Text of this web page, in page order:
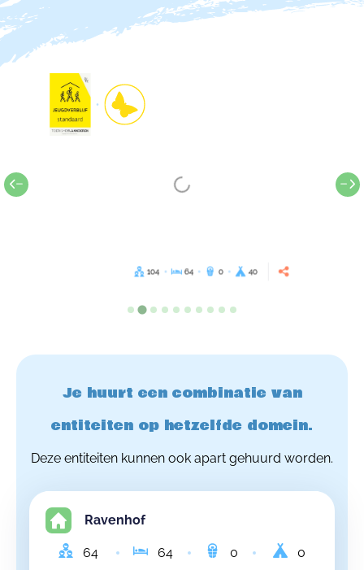
104 64 0 40
Je huurt een combinatie van
entiteiten op hetzelfde domein.
Deze entiteiten kunnen ook apart gehuurd worden.
Ravenhof
64 64 0
0